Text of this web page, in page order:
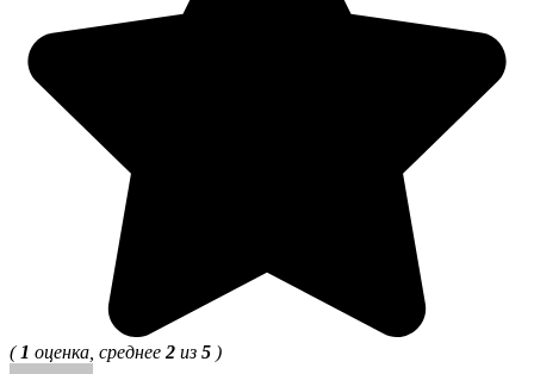
( 1 оценка, среднее 2 из 5 )